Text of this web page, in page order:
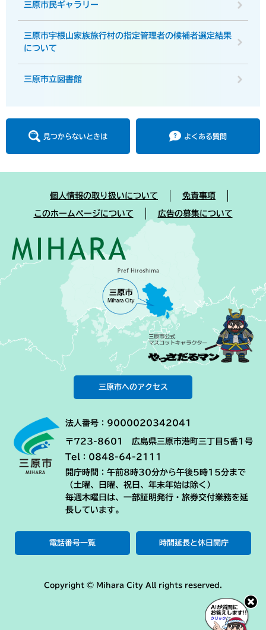
三原市民ギャラリー
三原市宇根山家族旅行村の指定管理者の候補者選定結果
について
三原市立図書館
見つからないときは よくある質問
個人情報の取り扱いについて 免責事項
このホームページについて 広告の募集について
三原市へのアクセス
法人番号：9000020342041
〒723-8601 広島県三原市港町三丁目5番1号
Tel：0848-64-2111
開庁時間：午前8時30分から午後5時15分まで
（土曜、日曜、祝日、年末年始は除く）
毎週木曜日は、一部証明発行・旅券交付業務を延
長しています。
電話番号一覧 時間延長と休日開庁
Copyright © Mihara City All rights reserved.